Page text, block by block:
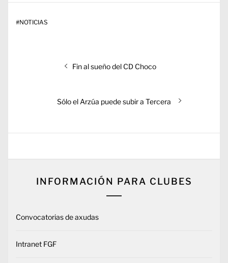
#NOTICIAS
Entrada
Fin al sueño del CD Choco
Entrada
Sólo el Arzúa puede subir a Tercera
INFORMACIÓN PARA CLUBES
Convocatorias de axudas
Intranet FGF